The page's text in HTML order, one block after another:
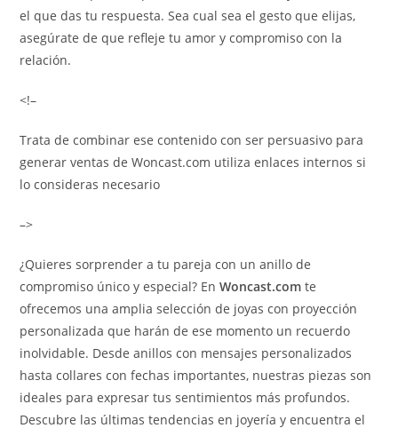
el que das tu respuesta. Sea cual sea el gesto que elijas,
asegúrate de que refleje tu amor y compromiso con la
relación.
<!–
Trata de combinar ese contenido con ser persuasivo para
generar ventas de Woncast.com utiliza enlaces internos si
lo consideras necesario
–>
¿Quieres sorprender a tu pareja con un anillo de
compromiso único y especial? EnWoncast.com te
ofrecemos una amplia selección de joyas con proyección
personalizada que harán de ese momento un recuerdo
inolvidable. Desde anillos con mensajes personalizados
hasta collares con fechas importantes, nuestras piezas son
ideales para expresar tus sentimientos más profundos.
Descubre las últimas tendencias en joyería y encuentra el